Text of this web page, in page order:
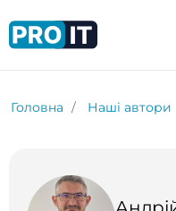
Головна Наші автори